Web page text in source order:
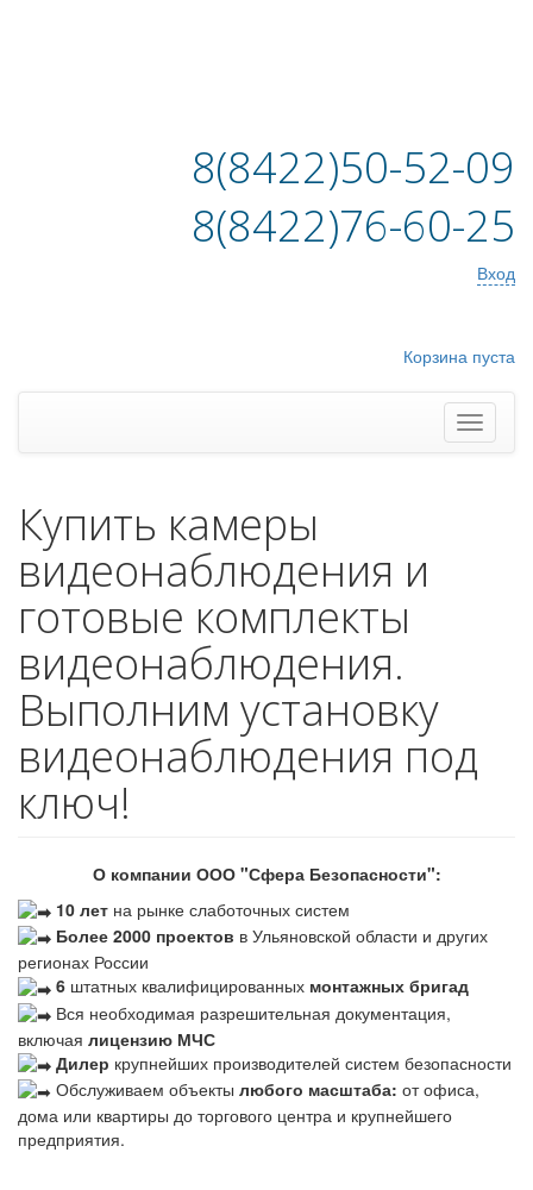
8(8422)50-52-09
8(8422)76-60-25
Вход
Корзина пуста
Купить камеры
видеонаблюдения и
готовые комплекты
видеонаблюдения.
Выполним установку
видеонаблюдения под
ключ!
О компании ООО "Сфера Безопасности":
10 лет на рынке слаботочных систем
Более 2000 проектов в Ульяновской области и других
регионах России
6 штатных квалифицированных монтажных бригад
Вся необходимая разрешительная документация,
включая лицензию МЧС
Дилер крупнейших производителей систем безопасности
Обслуживаем объекты любого масштаба: от офиса,
дома или квартиры до торгового центра и крупнейшего
предприятия.